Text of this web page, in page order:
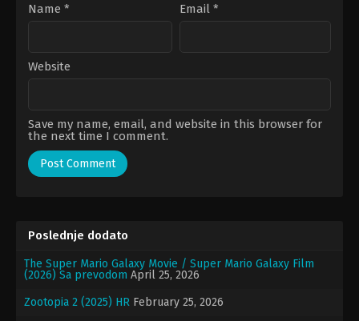
Name * Email *
Website
Save my name, email, and website in this browser for
the next time I comment.
Poslednje dodato
The Super Mario Galaxy Movie / Super Mario Galaxy Film
(2026) Sa prevodom April 25, 2026
Zootopia 2 (2025) HR February 25, 2026